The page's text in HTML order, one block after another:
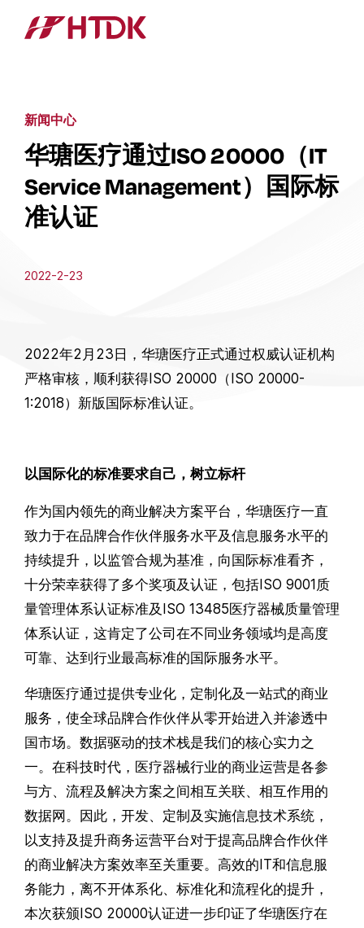
新闻中心
华瑭医疗通过ISO 20000（IT
Service Management）国际标
准认证
2022-2-23
2022年2月23日，华瑭医疗正式通过权威认证机构
严格审核，顺利获得ISO 20000（ISO 20000-
1:2018）新版国际标准认证。
以国际化的标准要求自己，树立标杆
作为国内领先的商业解决方案平台，华瑭医疗一直
致力于在品牌合作伙伴服务水平及信息服务水平的
持续提升，以监管合规为基准，向国际标准看齐，
十分荣幸获得了多个奖项及认证，包括ISO 9001质
量管理体系认证标准及ISO 13485医疗器械质量管理
体系认证，这肯定了公司在不同业务领域均是高度
可靠、达到行业最高标准的国际服务水平。
华瑭医疗通过提供专业化，定制化及一站式的商业
服务，使全球品牌合作伙伴从零开始进入并渗透中
国市场。数据驱动的技术栈是我们的核心实力之
一。在科技时代，医疗器械行业的商业运营是各参
与方、流程及解决方案之间相互关联、相互作用的
数据网。因此，开发、定制及实施信息技术系统，
以支持及提升商务运营平台对于提高品牌合作伙伴
的商业解决方案效率至关重要。高效的IT和信息服
务能力，离不开体系化、标准化和流程化的提升，
本次获颁ISO 20000认证进一步印证了华瑭医疗在